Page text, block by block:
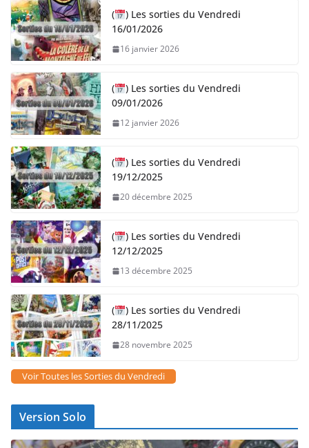
(
) Les sorties du Vendredi
16/01/2026
16 janvier 2026
(
) Les sorties du Vendredi
09/01/2026
12 janvier 2026
(
) Les sorties du Vendredi
19/12/2025
20 décembre 2025
(
) Les sorties du Vendredi
12/12/2025
13 décembre 2025
(
) Les sorties du Vendredi
28/11/2025
28 novembre 2025
Voir Toutes les Sorties du Vendredi
Version Solo